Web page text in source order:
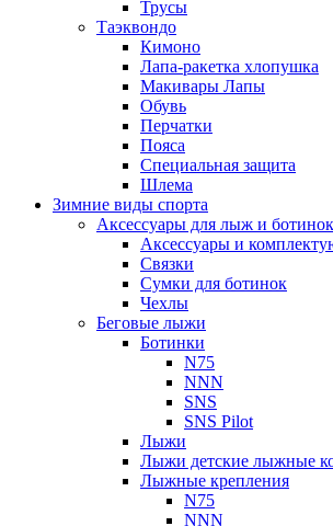
Трусы
Таэквондо
Кимоно
Лапа-ракетка хлопушка
Макивары Лапы
Обувь
Перчатки
Пояса
Специальная защита
Шлема
Зимние виды спорта
Аксессуары для лыж и ботинок
Аксессуары и
Связки
Сумки для ботинок
Чехлы
Беговые лыжи
Ботинки
N75
NNN
SNS
SNS Pilot
Лыжи
Лыжи детские лыжные
Лыжные крепления
N75
NNN